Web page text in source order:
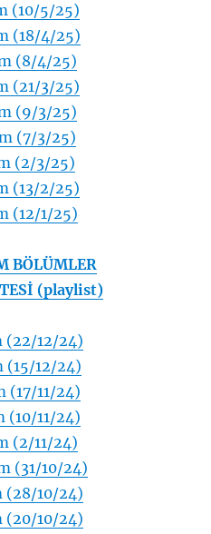
(10/5/25)
(18/4/25)
(8/4/25)
(21/3/25)
(9/3/25)
(7/3/25)
(2/3/25)
(13/2/25)
(12/1/25)
BÖLÜMLER
(playlist)
(22/12/24)
(15/12/24)
(17/11/24)
(10/11/24)
(2/11/24)
(31/10/24)
(28/10/24)
(20/10/24)